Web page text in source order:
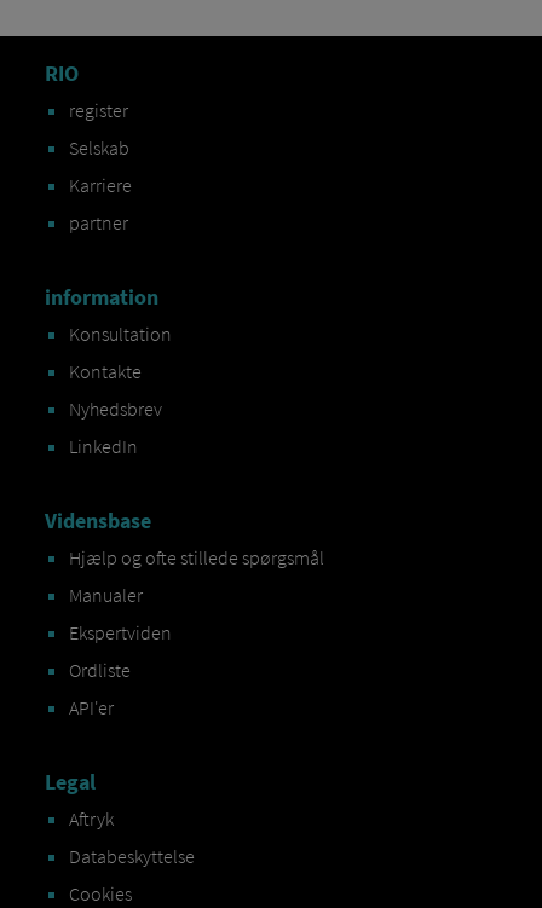
RIO
register
Selskab
Karriere
partner
information
Konsultation
Kontakte
Nyhedsbrev
LinkedIn
Vidensbase
Hjælp og ofte stillede spørgsmål
Manualer
Ekspertviden
Ordliste
API'er
Legal
Aftryk
Databeskyttelse
Cookies